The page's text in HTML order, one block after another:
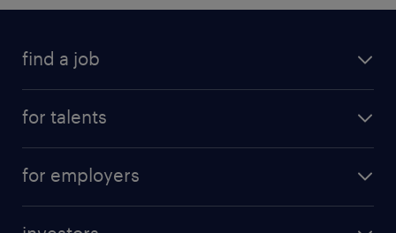
find a job
for talents
professional career
for employers